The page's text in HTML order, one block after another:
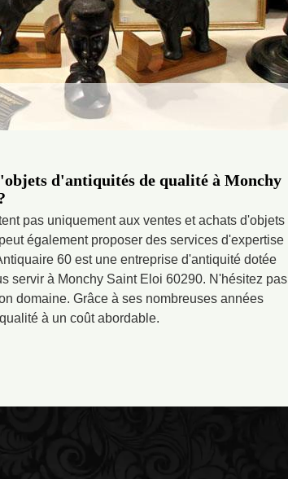
d'antiquités de qualité à Monchy
pas uniquement aux ventes et achats d'objets
également proposer des services d'expertise
60 est une entreprise d'antiquité dotée
servir à Monchy Saint Eloi 60290. N'hésitez pas
domaine. Grâce à ses nombreuses années
à un coût abordable.